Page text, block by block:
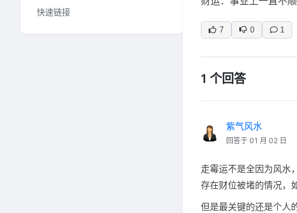
快速链接
7 0 1
1 个回答
紫气风水
回答于 01 月 02 日
走霉运不是全因为风水
存在财位被堵的情况，
但是最关键的还是个人